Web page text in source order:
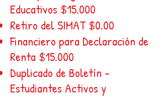
Educativos $15.000
Retiro del SIMAT $0.00
Financiero para Declaración de
Renta $15.000
Duplicado de Boletín -
Estudiantes Activos y